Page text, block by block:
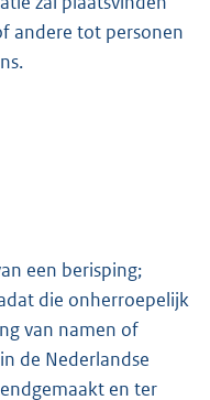
andere tot personen
een berisping;
die onherroepelijk
van namen of
de Nederlandse
en ter